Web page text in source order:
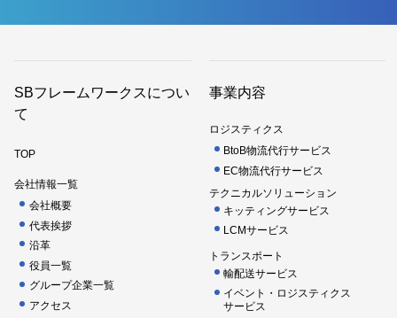
SBフレームワークスについ
て
TOP
会社情報一覧
会社概要
代表挨拶
沿革
役員一覧
グループ企業一覧
アクセス
事業内容
ロジスティクス
BtoB物流代行サービス
EC物流代行サービス
テクニカルソリューション
キッティングサービス
LCMサービス
トランスポート
輸配送サービス
イベント・ロジスティクス
サービス